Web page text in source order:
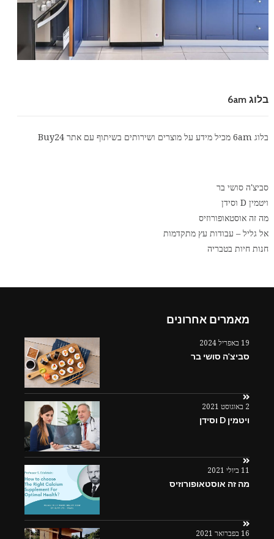
בלוג 6am
בלוג 6am מכיל מידע על מוצרים ושירותים בשיתוף עם אתר Buy24
סביצ'ה סושי בר
ויטמין D וסידן
מה זה אוסטאופורוזיס
אל גליל – עבודות עץ מתקדמות
חנות חיות בטבריה
מאמרים אחרונים
19 באפריל 2024
סביצ'ה סושי בר
2 באוגוסט 2021
ויטמין D וסידן
11 ביולי 2021
מה זה אוסטאופורוזיס
16 בפברואר 2021